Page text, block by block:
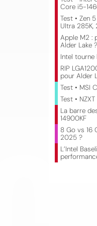
Core i5-
Test • Zen
Ultra 285K,
Apple M2 :
Alder Lake
Intel tourne
RIP
pour Alder
Test • MSI
Test •
La barre
14900KF
8 Go vs 16
2025 ?
L’Intel